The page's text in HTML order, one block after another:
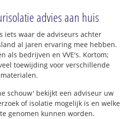
advies aan huis
iets waar de adviseurs achter
al jaren ervaring mee hebben.
als bedrijven en VVE's. Kortom;
toewijding voor verschillende
schouw' bekijkt een adviseur uw
of isolatie mogelijk is en welke
genomen kunnen worden.